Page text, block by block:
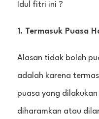
Idul fitri ini ?
1. Termasuk Puasa
Alasan tidak boleh
adalah karena
puasa yang
diharamkan atau